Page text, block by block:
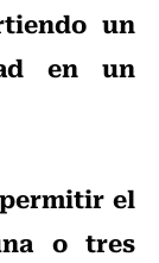
un
en un
el
o tres